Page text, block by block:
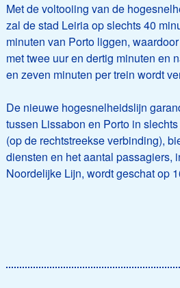
Met de voltooiing van de
zal de stad Leiria op slechts 40
minuten van Porto liggen,
met twee uur en dertig minuten en
en zeven minuten per trein wordt
De nieuwe hogesnelheidslijn
tussen Lissabon en Porto in
(op de rechtstreekse verbinding),
diensten en het aantal passagiers,
Noordelijke Lijn, wordt geschat op